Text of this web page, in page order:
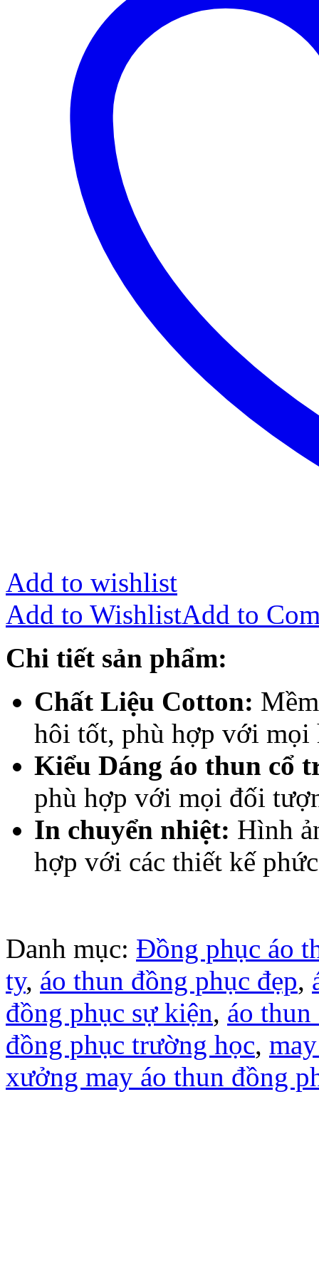
Add to wishlist
Add to WishlistAdd to
Chi tiết sản phẩm:
Chất Liệu Cotton:
hôi tốt, phù hợp với mọi
Kiểu Dáng áo thun cổ
phù hợp với mọi đối
In chuyển nhiệt: Hình
hợp với các thiết kế
Danh mục: Đồng phục áo
ty, áo thun đồng phục đẹp,
đồng phục sự kiện, áo thun
đồng phục trường học,
xưởng may áo thun đồng